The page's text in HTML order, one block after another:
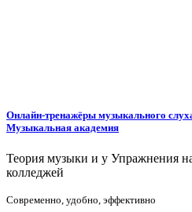
Онлайн-тренажёры музыкального
Музыкальная академия
Теория музыки и у Упражнения
колледжей
Современно, удобно, эффективно